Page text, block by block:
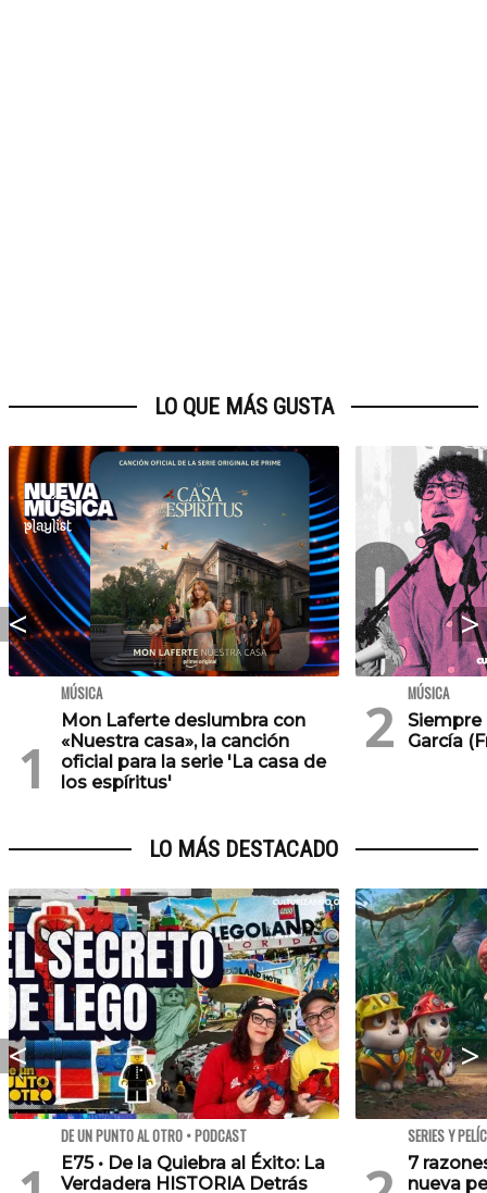
LO QUE MÁS GUSTA
MÚSICA
Mon Laferte deslumbra con
«Nuestra casa», la canción
oficial para la serie 'La casa de
los espíritus'
MÚSICA
Siempre
García
LO MÁS DESTACADO
DE UN PUNTO AL OTRO • PODCAST
E75 • De la Quiebra al Éxito: La
Verdadera HISTORIA Detrás
SERIES Y
7
nueva